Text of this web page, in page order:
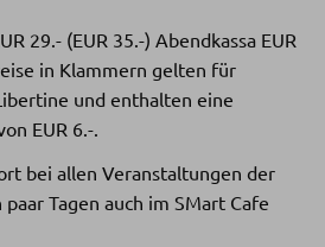
29.- (EUR 35.-) Abendkassa EUR
in Klammern gelten für
und enthalten eine
EUR 6.-.
bei allen Veranstaltungen der
Tagen auch im SMart Cafe